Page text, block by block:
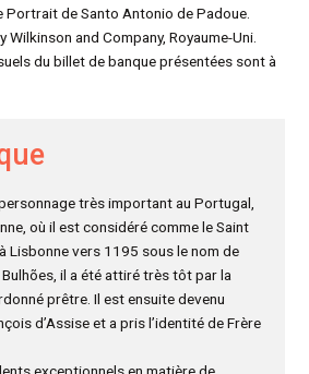
Portrait de Santo Antonio de Padoue.
Wilkinson and Company, Royaume-Uni.
du billet de banque présentées sont à
très important au Portugal,
où il est considéré comme le Saint
Lisbonne vers 1195 sous le nom de
il a été attiré très tôt par la
prêtre. Il est ensuite devenu
d’Assise et a pris l’identité de Frère